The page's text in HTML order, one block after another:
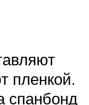
пленкой.
спанбонд